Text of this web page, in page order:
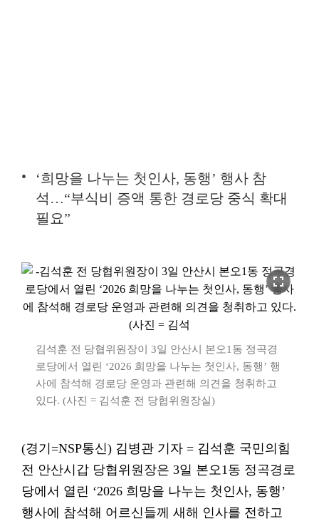
‘희망을 나누는 첫인사, 동행’ 행사 참
석…“부식비 증액 통한 경로당 중식 확대
필요”
fullscreen
김석훈 전 당협위원장이 3일 안산시 본오1동 정곡경
로당에서 열린 ‘2026 희망을 나누는 첫인사, 동행’ 행
사에 참석해 경로당 운영과 관련해 의견을 청취하고
있다. (사진 = 김석훈 전 당협위원장실)
(경기=NSP통신) 김병관 기자 = 김석훈 국민의힘
전 안산시갑 당협위원장은 3일 본오1동 정곡경로
당에서 열린 ‘2026 희망을 나누는 첫인사, 동행’
행사에 참석해 어르신들께 새해 인사를 전하고